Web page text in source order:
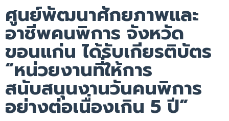
ศูนย์พัฒนาศักยภาพและ
อาชีพคนพิการ จังหวัด
ขอนแก่น ได้รับเกียรติบัตร
“หน่วยงานที่ให้การ
สนับสนุนงานวันคนพิการ
อย่างต่อเนื่องเกิน 5 ปี”